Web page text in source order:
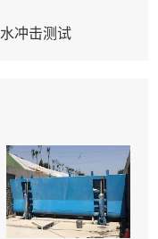
冲击测试